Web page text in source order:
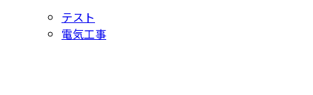
テスト
電気工事